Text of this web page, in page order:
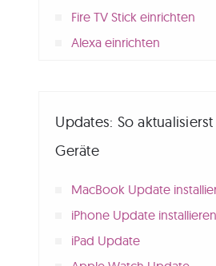
Fire TV Stick einrichten
Alexa einrichten
Updates: So
Geräte
MacBook Update
iPhone Update installieren
iPad Update